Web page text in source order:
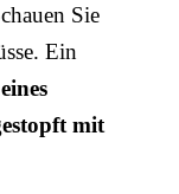
Sie
Ein
mit